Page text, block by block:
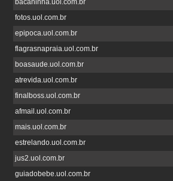
bacaninha.uol.com.br
fotos.uol.com.br
epipoca.uol.com.br
flagrasnapraia.uol.com.br
boasaude.uol.com.br
atrevida.uol.com.br
finalboss.uol.com.br
afmail.uol.com.br
mais.uol.com.br
estrelando.uol.com.br
jus2.uol.com.br
guiadobebe.uol.com.br